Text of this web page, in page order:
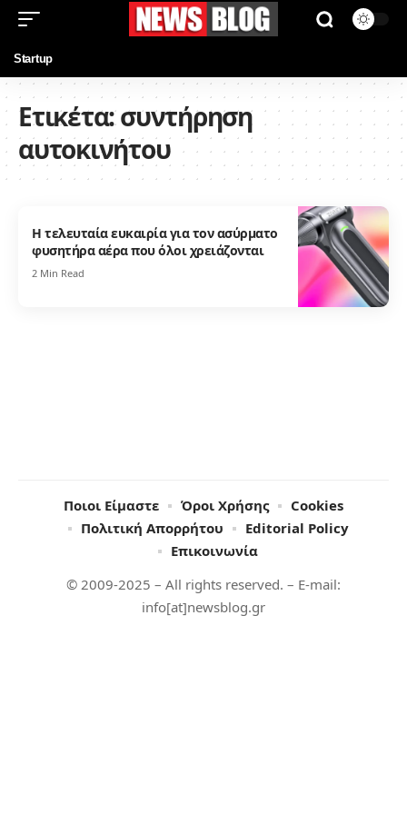
Startup
Ετικέτα:συντήρηση
αυτοκινήτου
Η τελευταία ευκαιρία για τον ασύρματο
φυσητήρα αέρα που όλοι χρειάζονται
2 Min Read
© 2009-2025 – All rights reserved. – E-mail:
info[at]newsblog.gr
Ποιοι Είμαστε Όροι Χρήσης
Cookies
Πολιτική Απορρήτου
Editorial Policy
Επικοινωνία